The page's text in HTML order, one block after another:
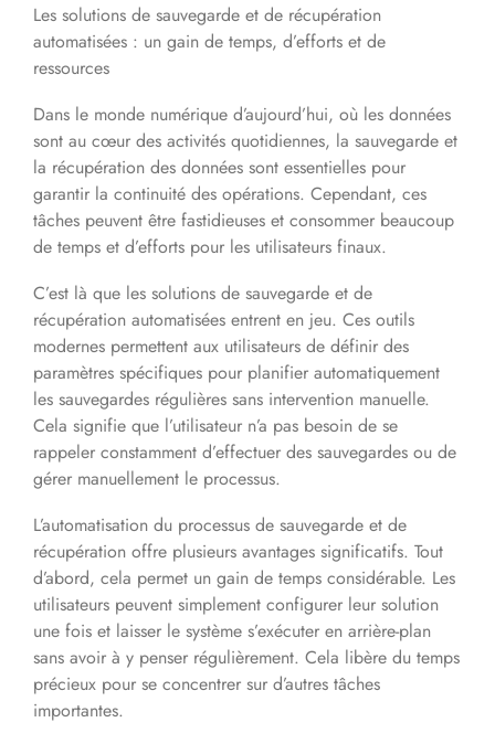
Les solutions de sauvegarde et de récupération
automatisées : un gain de temps, d’efforts et de
ressources
Dans le monde numérique d’aujourd’hui, où les données
sont au cœur des activités quotidiennes, la sauvegarde et
la récupération des données sont essentielles pour
garantir la continuité des opérations. Cependant, ces
tâches peuvent être fastidieuses et consommer beaucoup
de temps et d’efforts pour les utilisateurs finaux.
C’est là que les solutions de sauvegarde et de
récupération automatisées entrent en jeu. Ces outils
modernes permettent aux utilisateurs de définir des
paramètres spécifiques pour planifier automatiquement
les sauvegardes régulières sans intervention manuelle.
Cela signifie que l’utilisateur n’a pas besoin de se
rappeler constamment d’effectuer des sauvegardes ou de
gérer manuellement le processus.
L’automatisation du processus de sauvegarde et de
récupération offre plusieurs avantages significatifs. Tout
d’abord, cela permet un gain de temps considérable. Les
utilisateurs peuvent simplement configurer leur solution
une fois et laisser le système s’exécuter en arrière-plan
sans avoir à y penser régulièrement. Cela libère du temps
précieux pour se concentrer sur d’autres tâches
importantes.